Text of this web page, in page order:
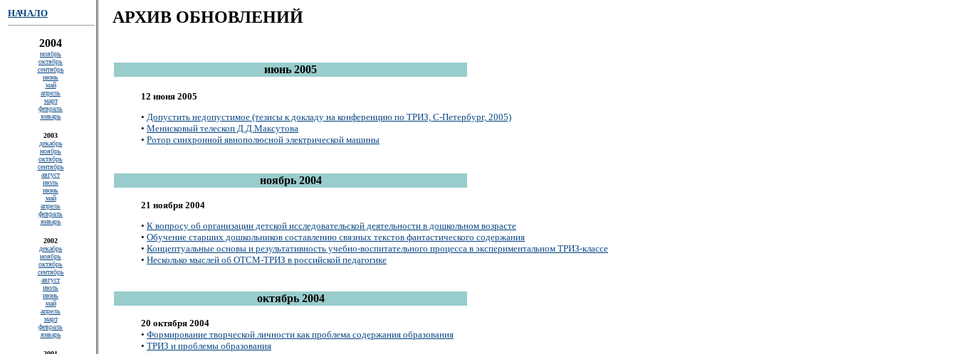
НАЧАЛО
2004
ноябрь
октябрь
сентябрь
июнь
май
апрель
март
февраль
январь
2003
декабрь
ноябрь
октябрь
сентябрь
август
июль
июнь
май
апрель
февраль
январь
2002
декабрь
ноябрь
октябрь
сентябрь
август
июль
июнь
май
апрель
март
февраль
январь
АРХИВ ОБНОВЛЕНИЙ
июнь 2005
12 июня 2005
• Допустить недопустимое (тезисы к докладу на конференцию по ТРИЗ, С-Петербург, 2005)
• Менисковый телескоп Д.Д.Максутова
• Ротор синхронной явнополюсной электрической машины
ноябрь 2004
21 ноября 2004
• К вопросу об организации детской исследовательской деятельности в дошкольном возрасте
• Обучение старших дошкольников составлению связных текстов фантастического содержания
• Концептуальные основы и результативность учебно-воспитательного процесса в экспериментальном ТРИЗ-классе
• Несколько мыслей об ОТСМ-ТРИЗ в российской педагогике
октябрь 2004
20 октября 2004
• Формирование творческой личности как проблема содержания образования
• ТРИЗ и проблемы образования